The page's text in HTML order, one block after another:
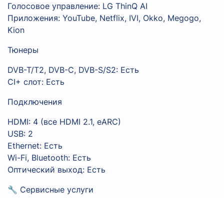
Голосовое управление: LG ThinQ AI
Приложения: YouTube, Netflix, IVI, Okko, Megogo,
Kion
Тюнеры
DVB-T/T2, DVB-C, DVB-S/S2: Есть
CI+ слот: Есть
Подключения
HDMI: 4 (все HDMI 2.1, eARC)
USB: 2
Ethernet: Есть
Wi-Fi, Bluetooth: Есть
Оптический выход: Есть
🔧 Сервисные услуги